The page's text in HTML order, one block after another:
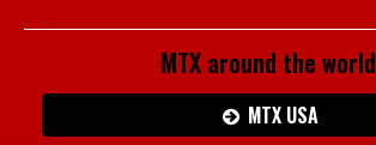
MTX around the world
MTX USA